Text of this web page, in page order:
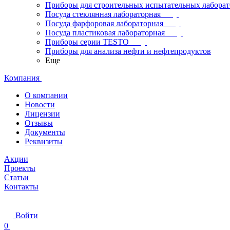
Приборы для строительных испытательных
Посуда стеклянная лабораторная
Посуда фарфоровая лабораторная
Посуда пластиковая лабораторная
Приборы серии TESTO
Приборы для анализа нефти и нефтепродуктов
Еще
Компания
О компании
Новости
Лицензии
Отзывы
Документы
Реквизиты
Акции
Проекты
Статьи
Контакты
Войти
0